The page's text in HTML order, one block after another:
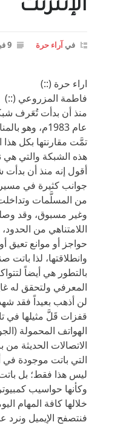
الإنترنت
فيآراء حرة 9 فبراير، 2015
اراء حرة (::)
فاطمة المزروعي (::)
منذ أن بدأت تُعَرف
عام 1983م،
تمَّت مقارنتها بكل
هذه الشبكة والتي هي
أقول إنه منذ أن بدأت
جوانب كثيرة في
من المسلَّمات
وغير مسبوق، وقد
اللامتناهي من
حواجز أو موانع تعيق
وانطلاقتها، لذا باتت
بالتطور هي أيضاً
المعرفي ولتحقق له
لن أذهب بعيداً فقد
قفزات قَلَّ مثيلها في
الهواتف المحمولة
الاتصالات الحديثة من
التي باتت موجودة في
ليس هذا فقط؛ بل باتت
وكأنها حواسيب
خلالها كافة المهام
فنتصفح الإيميل